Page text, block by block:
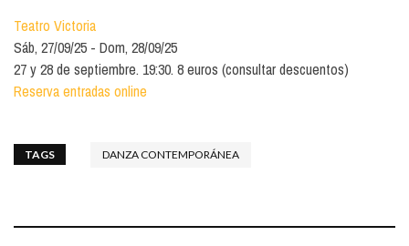
Teatro Victoria
Sáb, 27/09/25
Dom, 28/09/25
27 y 28 de septiembre. 19:30. 8 euros (consultar descuentos)
Reserva entradas online
TAGS DANZA CONTEMPORÁNEA